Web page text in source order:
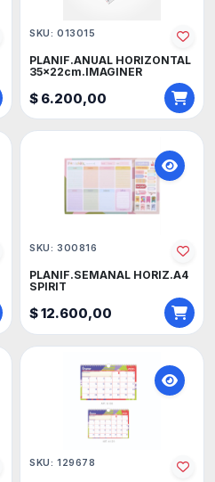
SKU: 013015
PLANIF.ANUAL HORIZONTAL
35x22cm.IMAGINER
$ 6.200,00
SKU: 300816
PLANIF.SEMANAL HORIZ.A4
SPIRIT
$ 12.600,00
SKU: 129678